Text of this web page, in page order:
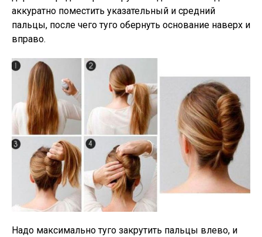
аккуратно поместить указательный и средний
пальцы, после чего туго обернуть основание наверх и
вправо.
Надо максимально туго закрутить пальцы влево, и